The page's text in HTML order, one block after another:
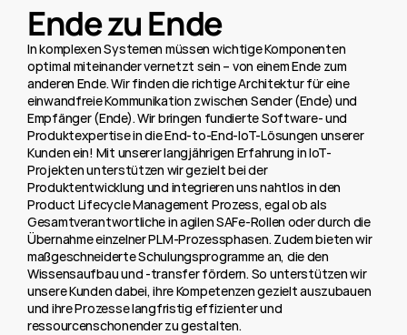
Ende zu Ende
In komplexen Systemen müssen wichtige Komponenten
optimal miteinander vernetzt sein – von einem Ende zum
anderen Ende. Wir finden die richtige Architektur für eine
einwandfreie Kommunikation zwischen Sender (Ende) und
Empfänger (Ende). Wir bringen fundierte Software- und
Produktexpertise in die End-to-End-IoT-Lösungen unserer
Kunden ein! Mit unserer langjährigen Erfahrung in IoT-
Projekten unterstützen wir gezielt bei der
Produktentwicklung und integrieren uns nahtlos in den
Product Lifecycle Management Prozess, egal ob als
Gesamtverantwortliche in agilen SAFe-Rollen oder durch die
Übernahme einzelner PLM-Prozessphasen. Zudem bieten wir
maßgeschneiderte Schulungsprogramme an, die den
Wissensaufbau und -transfer fördern. So unterstützen wir
unsere Kunden dabei, ihre Kompetenzen gezielt auszubauen
und ihre Prozesse langfristig effizienter und
ressourcenschonender zu gestalten.